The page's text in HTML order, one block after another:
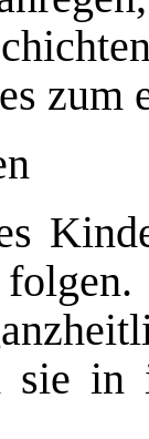
zum
sie